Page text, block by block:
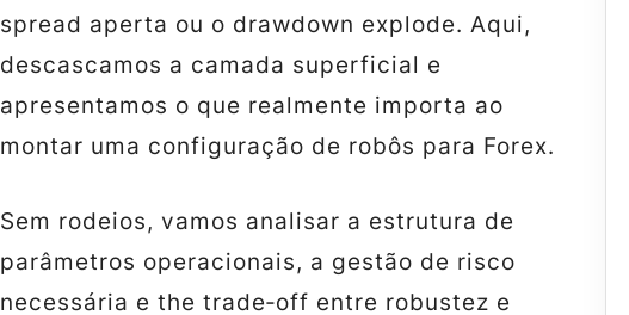
spread aperta ou o drawdown explode. Aqui,
descascamos a camada superficial e
apresentamos o que realmente importa ao
montar uma configuração de robôs para Forex.
Sem rodeios, vamos analisar a estrutura de
parâmetros operacionais, a gestão de risco
necessária e the trade‑off entre robustez e